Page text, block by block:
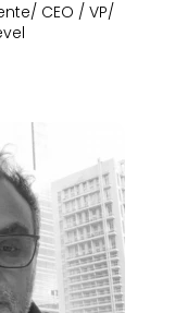
CEO / VP/